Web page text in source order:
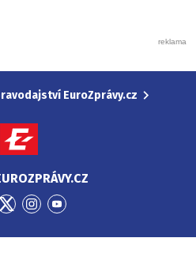
EuroZprávy.cz
Přejít
Twitter
Přejít
Instagram
Přejít
YouTube